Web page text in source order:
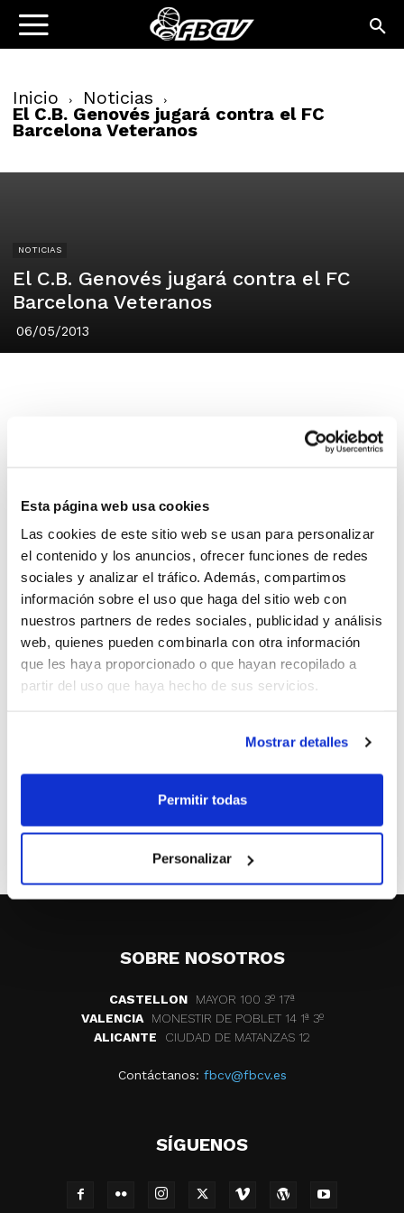
Esta página web usa cookies
Las cookies de este sitio web se usan para personalizar
el contenido y los anuncios, ofrecer funciones de redes
sociales y analizar el tráfico. Además, compartimos
información sobre el uso que haga del sitio web con
nuestros partners de redes sociales, publicidad y análisis
web, quienes pueden combinarla con otra información
que les haya proporcionado o que hayan recopilado a
partir del uso que haya hecho de sus servicios.
Mostrar detalles
Permitir todas
Personalizar
Inicio Noticias
El C.B. Genovés jugará contra el FC
Barcelona Veteranos
NOTICIAS
El C.B. Genovés jugará contra el FC
Barcelona Veteranos
06/05/2013
Jugadores como José Luis Galilea, Joan Montes, Roger
de Genovés para enfrentarse al equipo Senior de la
entidad.
El encuentro ante elFC Barcelona Veteranosse
enmarca dentro de los actos del 20 aniversario del
C.B. Genovés.
El encuentro comenzará a las 18´30 h. y desde la
entidad se anima a todos los aficionados a disfrutar del
aficionados, a compartir una interesante, emotiva,
entrañable y agradable tarde de baloncesto".
SOBRE NOSOTROS
CASTELLON
MAYOR 100 3º 17ª
VALENCIA
MONESTIR DE POBLET 14 1ª 3º
ALICANTE
CIUDAD DE MATANZAS 12
Contáctanos: fbcv@fbcv.es
SÍGUENOS